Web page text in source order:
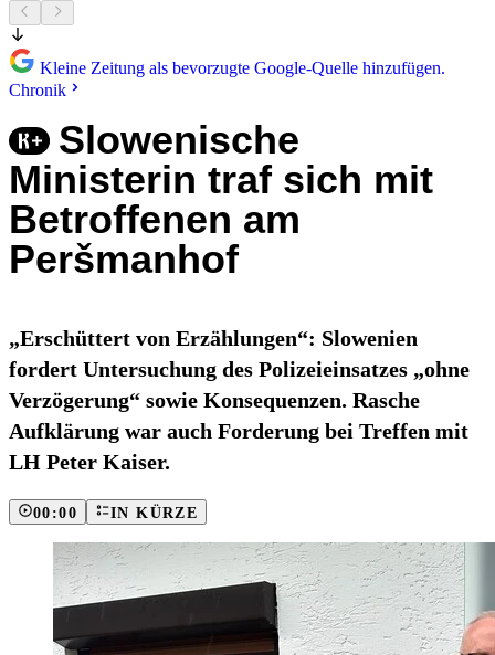
Kleine Zeitung als bevorzugte Google-Quelle hinzufügen.
Chronik
Slowenische
Ministerin traf sich mit
Betroffenen am
Peršmanhof
„Erschüttert von Erzählungen“: Slowenien
fordert Untersuchung des Polizeieinsatzes „ohne
Verzögerung“ sowie Konsequenzen. Rasche
Aufklärung war auch Forderung bei Treffen mit
LH Peter Kaiser.
00:00 IN KÜRZE